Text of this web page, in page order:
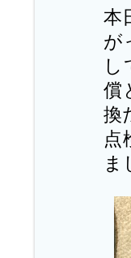
本
が
償
換
点
ま